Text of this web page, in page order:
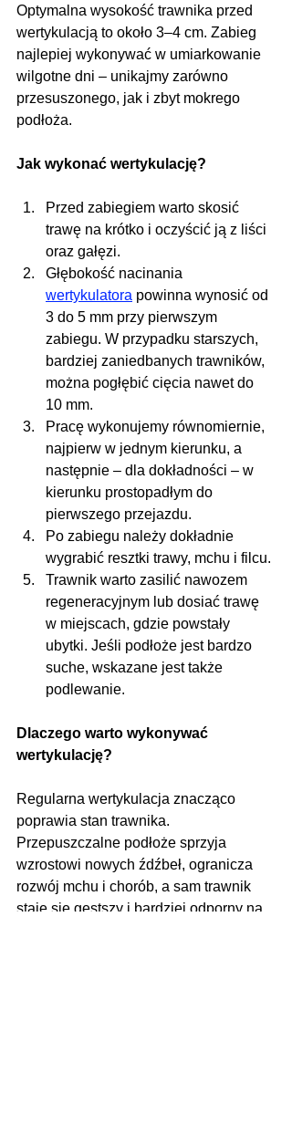
Optymalna wysokość trawnika przed
wertykulacją to około 3–4 cm. Zabieg
najlepiej wykonywać w umiarkowanie
wilgotne dni – unikajmy zarówno
przesuszonego, jak i zbyt mokrego
podłoża.
Jak wykonać wertykulację?
Przed zabiegiem warto skosić
trawę na krótko i oczyścić ją z liści
oraz gałęzi.
Głębokość nacinania
wertykulatora powinna wynosić od
3 do 5 mm przy pierwszym
zabiegu. W przypadku starszych,
bardziej zaniedbanych trawników,
można pogłębić cięcia nawet do
10 mm.
Pracę wykonujemy równomiernie,
najpierw w jednym kierunku, a
następnie – dla dokładności – w
kierunku prostopadłym do
pierwszego przejazdu.
Po zabiegu należy dokładnie
wygrabić resztki trawy, mchu i filcu.
Trawnik warto zasilić nawozem
regeneracyjnym lub dosiać trawę
w miejscach, gdzie powstały
ubytki. Jeśli podłoże jest bardzo
suche, wskazane jest także
podlewanie.
Dlaczego warto wykonywać
wertykulację?
Regularna wertykulacja znacząco
poprawia stan trawnika.
Przepuszczalne podłoże sprzyja
wzrostowi nowych źdźbeł, ogranicza
rozwój mchu i chorób, a sam trawnik
staje się gęstszy i bardziej odporny na